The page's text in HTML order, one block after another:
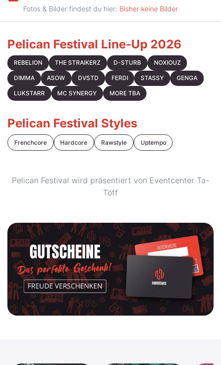
Pelican Festival Line-Up 2026
REBELION THE STRAIKERZ D-STURB NOXIOUZ
DIMMA ASOW DVSTD FERDI STASSY GENGA
LUKSTARR MC SYNERGY MORE TBA
Pelican Festival Styles
Frenchcore Hardcore Rawstyle Uptempo
Pelican Festival wird präsentiert von Eventcenter Ta-
Töff
Fotos & Bilder findest du hier: Bisher keine Bilder